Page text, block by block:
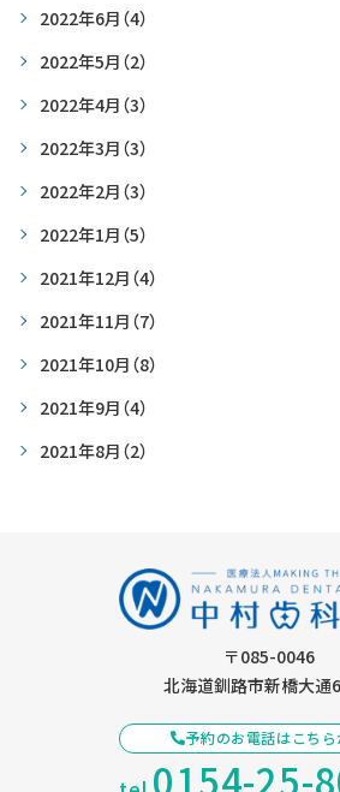
2022年6月 （4）
2022年5月 （2）
2022年4月 （3）
2022年3月 （3）
2022年2月 （3）
2022年1月 （5）
2021年12月 （4）
2021年11月 （7）
2021年10月 （8）
2021年9月 （4）
2021年8月 （2）
〒085-0046
北海道釧路市新橋大通
予約のお電話はこちら
0154-25-